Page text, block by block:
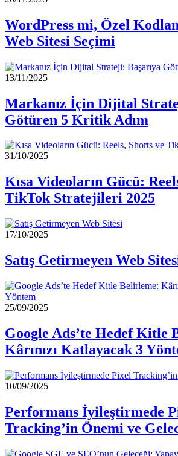
WordPress mi, Özel
Web Sitesi Seçimi
13/11/2025
Markanız İçin Dijital
Götüren 5 Kritik Adım
31/10/2025
Kısa Videoların Gücü:
TikTok Stratejileri 2025
17/10/2025
Satış Getirmeyen Web
25/09/2025
Google Ads’te Hedef Kitle
Kârınızı Katlayacak 3
10/09/2025
Performans İyileştirmede
Tracking’in Önemi ve